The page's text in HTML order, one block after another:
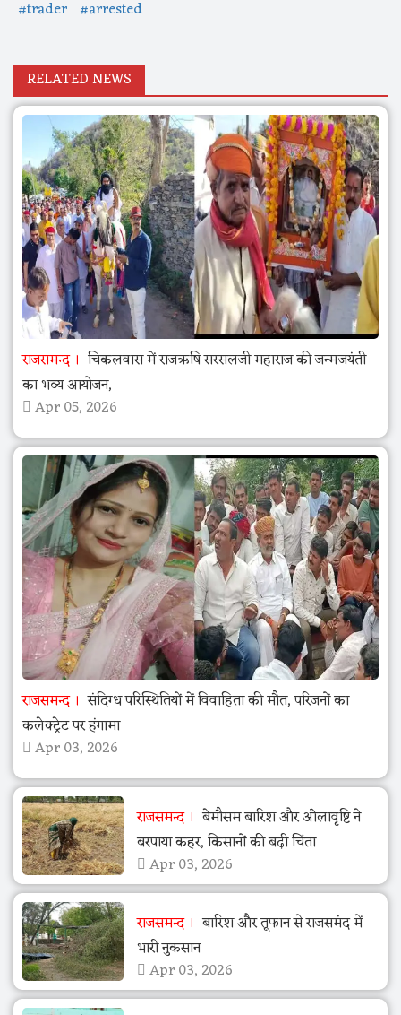
#trader #arrested
RELATED NEWS
राजसमन्द
चिकलवास में राजऋषि सरसलजी महाराज की जन्मजयंती
का भव्य आयोजन,
Apr 05, 2026
राजसमन्द
संदिग्ध परिस्थितियों में विवाहिता की मौत, परिजनों का
कलेक्ट्रेट पर हंगामा
Apr 03, 2026
राजसमन्द
बेमौसम बारिश और ओलावृष्टि ने
बरपाया कहर, किसानों की बढ़ी चिंता
Apr 03, 2026
राजसमन्द
बारिश और तूफान से राजसमंद में
भारी नुकसान
Apr 03, 2026